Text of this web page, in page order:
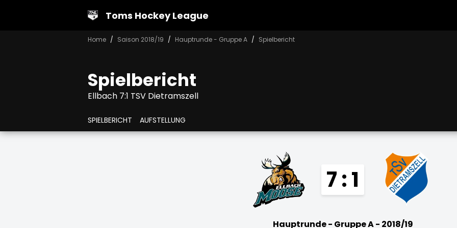
Toms Hockey League
Home Saison 2018/19 Hauptrunde - Gruppe A Spielbericht
Spielbericht
Ellbach 7:1 TSV Dietramszell
SPIELBERICHT AUFSTELLUNG
7 : 1
Hauptrunde - Gruppe A - 2018/19